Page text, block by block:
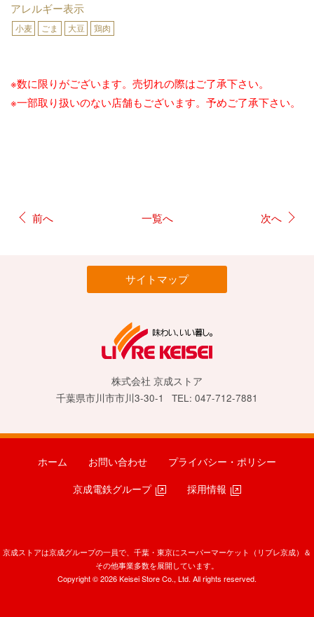
アレルギー表示
小麦 ごま 大豆 鶏肉
※数に限りがございます。売切れの際はご了承下さい。
※一部取り扱いのない店舗もございます。予めご了承下さい。
前へ 一覧へ 次へ
サイトマップ
株式会社 京成ストア
千葉県市川市市川3-30-1
TEL: 047-712-7881
ホーム お問い合わせ プライバシー・ポリシー
京成電鉄グループ 採用情報
京成ストアは京成グループの一員で、千葉・東京にスーパーマーケット（リブレ京成）＆
その他事業多数を展開しています。
Copyright © 2026 Keisei Store Co., Ltd. All rights reserved.